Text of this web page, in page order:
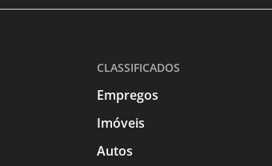
CLASSIFICADOS
Empregos
Imóveis
Autos